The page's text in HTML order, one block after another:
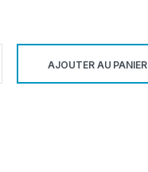
AJOUTER AU PANIER